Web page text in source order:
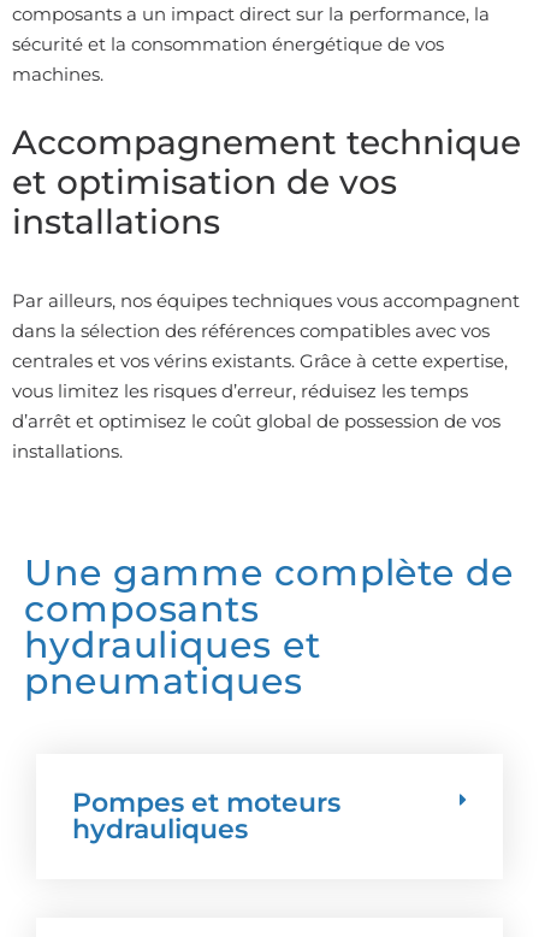
composants a un impact direct sur la performance, la
sécurité et la consommation énergétique de vos
machines.
Accompagnement technique
et optimisation de vos
installations
Par ailleurs, nos équipes techniques vous accompagnent
dans la sélection des références compatibles avec vos
centrales et vos vérins existants. Grâce à cette expertise,
vous limitez les risques d’erreur, réduisez les temps
d’arrêt et optimisez le coût global de possession de vos
installations.
Une gamme complète de
composants
hydrauliques et
pneumatiques
Pompes et moteurs
hydrauliques